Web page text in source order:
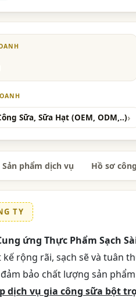
Sữa, Sữa Hạt (OEM, ODM,..)
Sản phẩm dịch vụ Hồ sơ
TY
ứng Thực Phẩm Sạch
rộng rãi, sạch sẽ và tuân
bảo chất lượng sản
dịch vụ gia công sữa bột